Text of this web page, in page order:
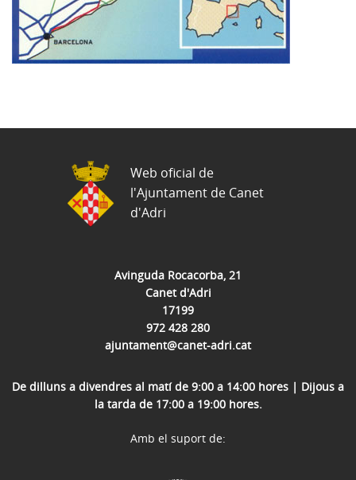
Avinguda Rocacorba, 21
Canet d'Adri
17199
972 428 280
ajuntament@canet-adri.cat
De dilluns a divendres al matí de 9:00 a 14:00 hores | Dijous a
la tarda de 17:00 a 19:00 hores.
Web oficial de
l'Ajuntament de Canet
d'Adri
Amb el suport de: